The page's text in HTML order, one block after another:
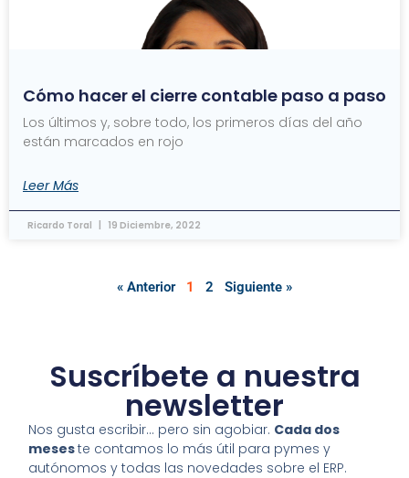
Cómo hacer el cierre contable paso a paso
Los últimos y, sobre todo, los primeros días del año
están marcados en rojo
Leer Más
Ricardo Toral 19 Diciembre, 2022
« Anterior 1 2 Siguiente »
Suscríbete a nuestra
newsletter
Nos gusta escribir… pero sin agobiar. Cada dos
meseste contamos lo más útil para pymes y
autónomos y todas las novedades sobre el ERP.